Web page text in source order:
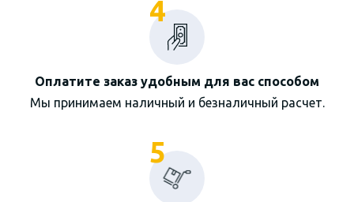
4
Оплатите заказ удобным для вас способом
Мы принимаем наличный и безналичный расчет.
5